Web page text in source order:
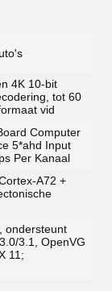
4K 10-bit
tot 60
vid
Computer
5*ahd Input
Per Kanaal
A72 +
ondersteunt
3.1, OpenVG
11;